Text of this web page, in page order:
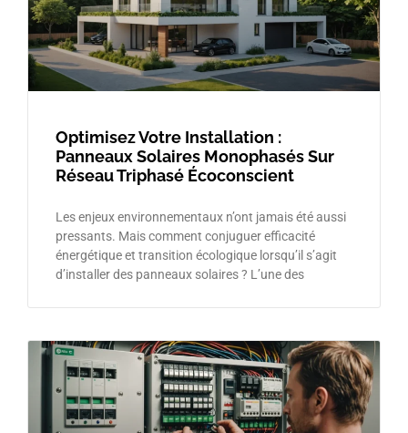
Optimisez Votre Installation :
Panneaux Solaires Monophasés Sur
Réseau Triphasé Écoconscient
Les enjeux environnementaux n’ont jamais été aussi
pressants. Mais comment conjuguer efficacité
énergétique et transition écologique lorsqu’il s’agit
d’installer des panneaux solaires ? L’une des